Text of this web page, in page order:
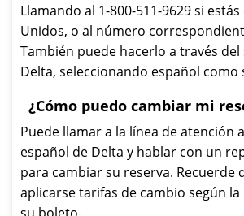
Llamando al 1-800-511-9629 si
Unidos, o al número
También puede hacerlo a través
Delta, seleccionando español como
¿Cómo puedo cambiar mi
Puede llamar a la línea de atención
español de Delta y hablar con un
para cambiar su reserva. Recuerde
aplicarse tarifas de cambio según